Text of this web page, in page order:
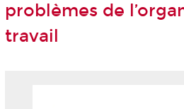
problèmes de
travail